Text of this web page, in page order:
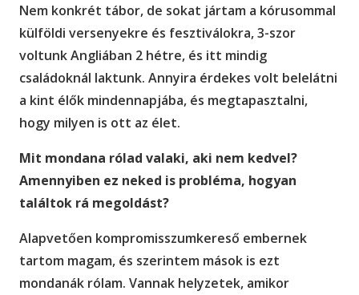
Nem konkrét tábor, de sokat jártam a kórusommal
külföldi versenyekre és fesztiválokra, 3-szor
voltunk Angliában 2 hétre, és itt mindig
családoknál laktunk. Annyira érdekes volt belelátni
a kint élők mindennapjába, és megtapasztalni,
hogy milyen is ott az élet.
Mit mondana rólad valaki, aki nem kedvel?
Amennyiben ez neked is probléma, hogyan
találtok rá megoldást?
Alapvetően kompromisszumkereső embernek
tartom magam, és szerintem mások is ezt
mondanák rólam. Vannak helyzetek, amikor